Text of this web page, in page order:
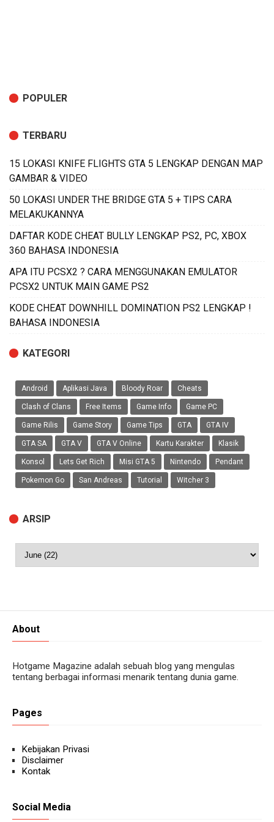
POPULER
TERBARU
15 LOKASI KNIFE FLIGHTS GTA 5 LENGKAP DENGAN MAP
GAMBAR & VIDEO
50 LOKASI UNDER THE BRIDGE GTA 5 + TIPS CARA
MELAKUKANNYA
DAFTAR KODE CHEAT BULLY LENGKAP PS2, PC, XBOX
360 BAHASA INDONESIA
APA ITU PCSX2 ? CARA MENGGUNAKAN EMULATOR
PCSX2 UNTUK MAIN GAME PS2
KODE CHEAT DOWNHILL DOMINATION PS2 LENGKAP !
BAHASA INDONESIA
KATEGORI
Android Aplikasi Java Bloody Roar Cheats
Clash of Clans Free Items Game Info Game PC
Game Rilis Game Story Game Tips GTA GTA IV
GTA SA GTA V GTA V Online Kartu Karakter Klasik
Konsol Lets Get Rich Misi GTA 5 Nintendo Pendant
Pokemon Go San Andreas Tutorial Witcher 3
ARSIP
About
Hotgame Magazine adalah sebuah blog yang mengulas
tentang berbagai informasi menarik tentang dunia game.
Pages
Kebijakan Privasi
Disclaimer
Kontak
Social Media